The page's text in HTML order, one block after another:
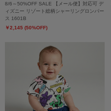
8/6～50%OFF SALE 【メール便】対応可 デ
ィズニー リゾート総柄シャーリングロンパー
ス 1601B
￥2,145 (50%OFF)